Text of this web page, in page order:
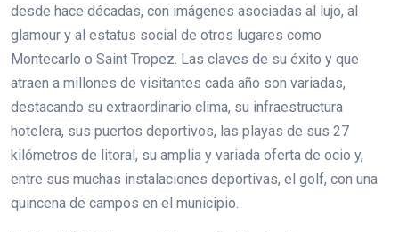
desde hace décadas, con imágenes asociadas al lujo, al
glamour y al estatus social de otros lugares como
Montecarlo o Saint Tropez. Las claves de su éxito y que
atraen a millones de visitantes cada año son variadas,
destacando su extraordinario clima, su infraestructura
hotelera, sus puertos deportivos, las playas de sus 27
kilómetros de litoral, su amplia y variada oferta de ocio y,
entre sus muchas instalaciones deportivas, el golf, con una
quincena de campos en el municipio.